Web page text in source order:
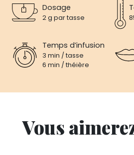
Dosage
2 g par tasse
Temps d’infusion
3 min / tasse
6 min / théière
Vous